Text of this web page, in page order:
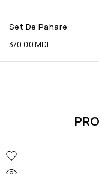
Set De Pahare
370.00 MDL